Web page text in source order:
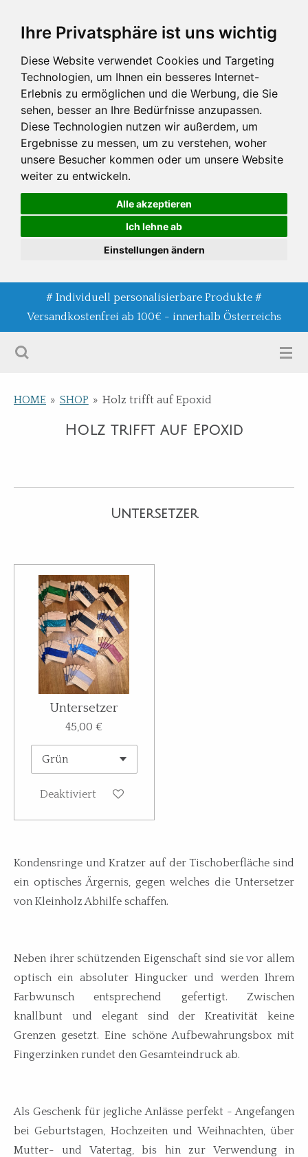
Ihre Privatsphäre ist uns wichtig
Diese Website verwendet Cookies und Targeting
Technologien, um Ihnen ein besseres Internet-
Erlebnis zu ermöglichen und die Werbung, die Sie
sehen, besser an Ihre Bedürfnisse anzupassen.
Diese Technologien nutzen wir außerdem, um
Ergebnisse zu messen, um zu verstehen, woher
unsere Besucher kommen oder um unsere Website
weiter zu entwickeln.
Alle akzeptieren
Ich lehne ab
Einstellungen ändern
Hauptinhalt
springen
# Individuell personalisierbare Produkte #
Versandkostenfrei ab 100€ - innerhalb Österreichs
HOME » SHOP » Holz trifft auf Epoxid
Holz trifft auf Epoxid
Untersetzer
Untersetzer
45,00 €
Deaktiviert
Kondensringe und Kratzer auf der Tischoberfläche sind
ein optisches Ärgernis, gegen welches die Untersetzer
von Kleinholz Abhilfe schaffen.
Neben ihrer schützenden Eigenschaft sind sie vor allem
optisch ein absoluter Hingucker und werden Ihrem
Farbwunsch entsprechend gefertigt. Zwischen
knallbunt und elegant sind der Kreativität keine
Grenzen gesetzt. Eine schöne Aufbewahrungsbox mit
Fingerzinken rundet den Gesamteindruck ab.
Als Geschenk für jegliche Anlässe perfekt - Angefangen
bei Geburtstagen, Hochzeiten und Weihnachten, über
Mutter- und Vatertag, bis hin zur Verwendung in